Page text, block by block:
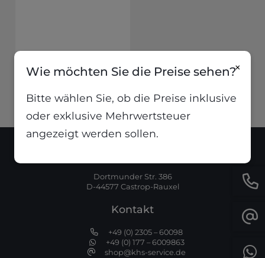
×
Wie möchten Sie die Preise sehen?
Bitte wählen Sie, ob die Preise inklusive
oder exklusive Mehrwertsteuer
angezeigt werden sollen.
Dortmunder Str. 386
D-44577 Castrop-Rauxel
Kontakt
+49 (0) 2305 – 60098
+49 (0) 177 – 6009863
shop@khs-service.de